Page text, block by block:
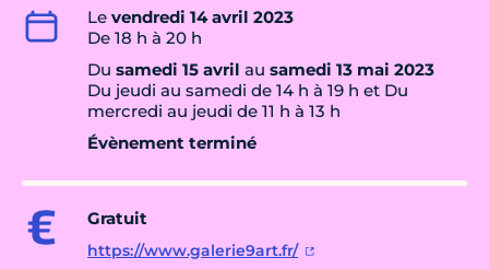
Le vendredi 14 avril 2023
De 18 h à 20 h
Du samedi 15 avril au samedi 13 mai 2023
Du jeudi au samedi de 14 h à 19 h et Du
mercredi au jeudi de 11 h à 13 h
Évènement terminé
Gratuit
https://www.galerie9art.fr/